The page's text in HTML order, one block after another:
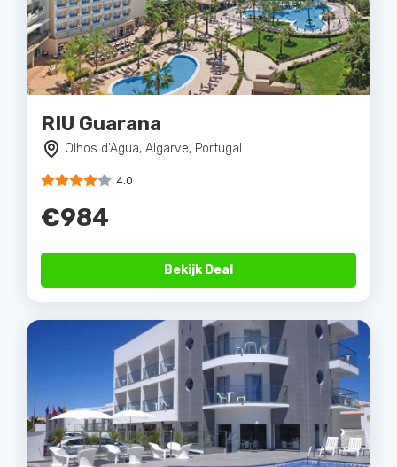
RIU Guarana
Olhos d'Agua, Algarve, Portugal
4.0
€984
Bekijk Deal